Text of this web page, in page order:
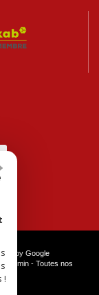
by Google
- Admin- Toutes nos
!